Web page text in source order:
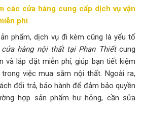
các cửa hàng cung cấp dịch vụ vận
phí
phẩm, dịch vụ đi kèm cũng là yếu tố
cửa hàng nội thất tại Phan Thiếtcung
và lắp đặt miễn phí, giúp bạn tiết kiệm
việc mua sắm nội thất. Ngoài ra,
đổi trả, bảo hành để đảm bảo quyền
hợp sản phẩm hư hỏng, cần sửa